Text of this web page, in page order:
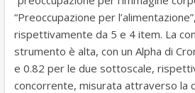
“Preoccupazione per
rispettivamente da 5 e 4 item. La
strumento è alta, con un Alpha di
e 0.82 per le due sottoscale,
concorrente, misurata attraverso la